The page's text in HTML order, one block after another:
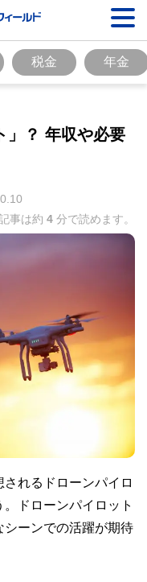
税金 年金
」？ 年収や必要
事は約 4 分で読めます。
れるドローンパイロ
ドローンパイロット
ーンでの活躍が期待